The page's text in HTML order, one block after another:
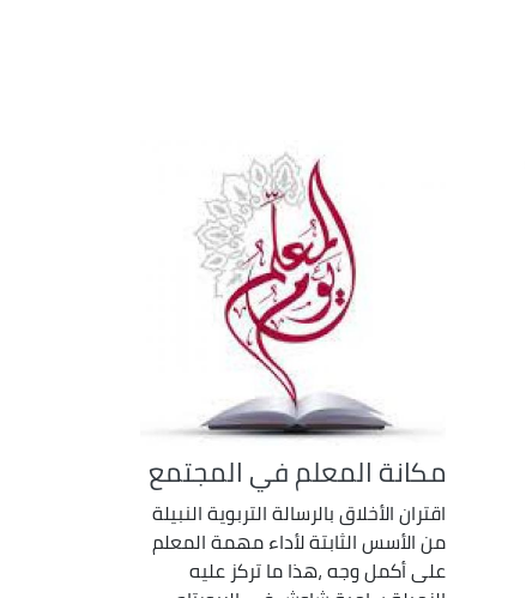
مكانة المعلم في المجتمع
اقتران الأخلاق بالرسالة التربوية النبيلة
من الأسس الثابتة لأداء مهمة المعلم
على أكمل وجه ،هذا ما تركز عليه